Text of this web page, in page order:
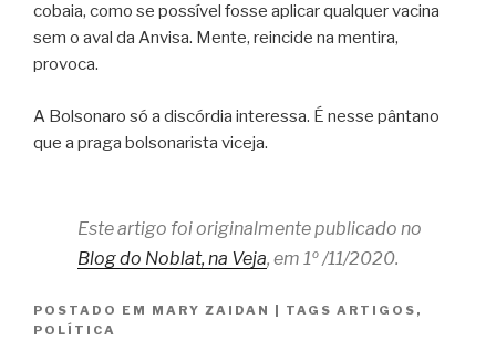
cobaia, como se possível fosse aplicar qualquer vacina
sem o aval da Anvisa. Mente, reincide na mentira,
provoca.
A Bolsonaro só a discórdia interessa. É nesse pântano
que a praga bolsonarista viceja.
Este artigo foi originalmente publicado no
Blog do Noblat, na Veja, em 1º /11/2020.
POSTADO EM MARY ZAIDAN TAGS ARTIGOS ,
POLÍTICA